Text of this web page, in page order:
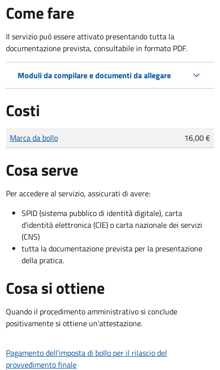
Come fare
Il servizio può essere attivato presentando tutta la
documentazione prevista, consultabile in formato PDF.
Moduli da compilare e documenti da allegare
Costi
Tipo di pagamento
Importo
Marca da bollo 16,00 €
Cosa serve
Per accedere al servizio, assicurati di avere:
SPID (sistema pubblico di identità digitale), carta
d’identità elettronica (CIE) o carta nazionale dei servizi
(CNS)
tutta la documentazione prevista per la presentazione
della pratica.
Cosa si ottiene
Quando il procedimento amministrativo si conclude
positivamente si ottiene un'attestazione.
Pagamento dell'imposta di bollo per il rilascio del
provvedimento finale